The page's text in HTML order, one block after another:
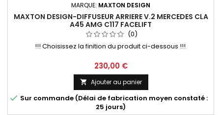
MARQUE: MAXTON DESIGN
MAXTON DESIGN-DIFFUSEUR ARRIERE V.2 MERCEDES CLA
A45 AMG C117 FACELIFT
(0)
!!! Choisissez la finition du produit ci-dessous !!!
Prix
230,00 €
 Ajouter au panier
 Sur commande (Délai de fabrication moyen constaté :
25 jours)